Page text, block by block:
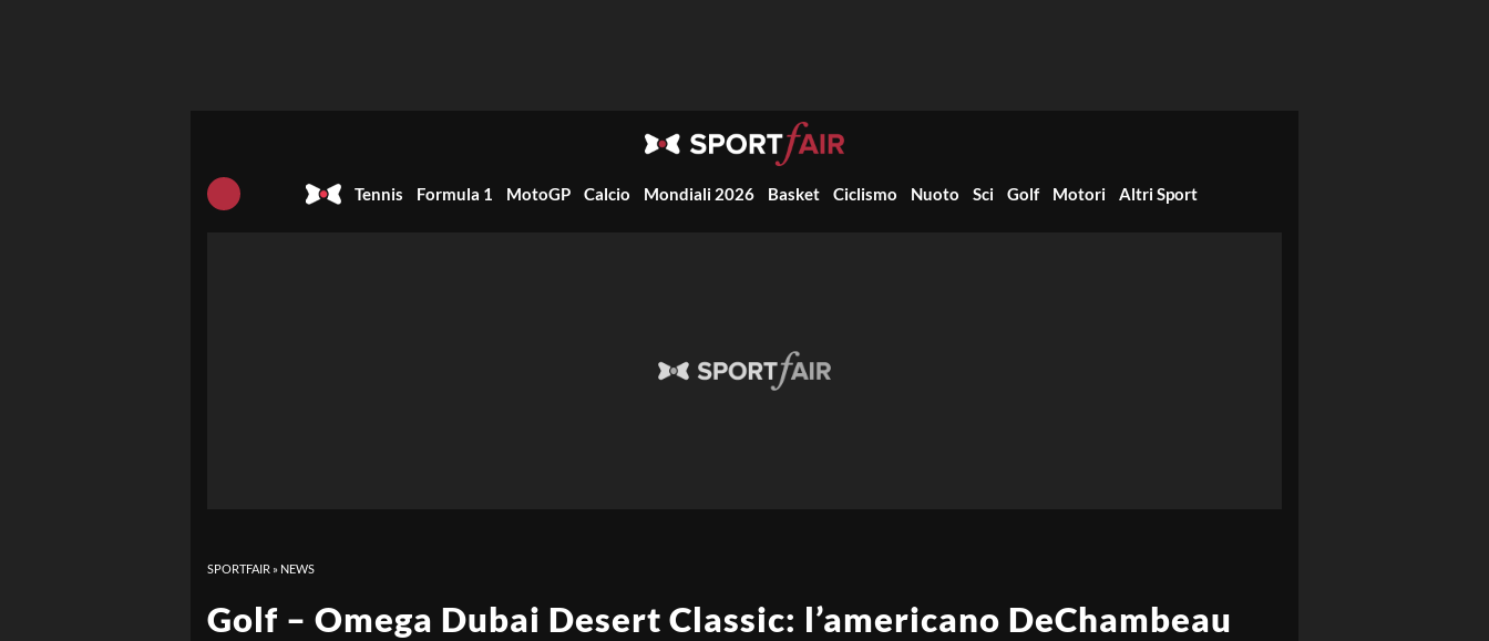
Tennis Formula 1 MotoGP Calcio Mondiali 2026 Basket Ciclismo Nuoto Sci Golf Motori Altri Sport
SPORTFAIR » NEWS
Golf – Omega Dubai Desert Classic: l’americano DeChambeau